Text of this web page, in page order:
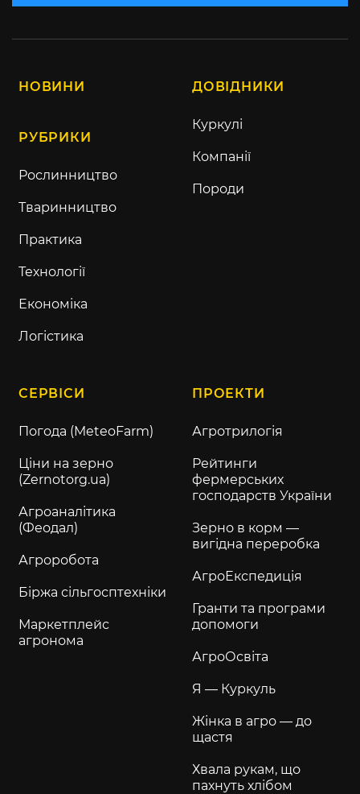
НОВИНИ
РУБРИКИ
Рослинництво
Тваринництво
Практика
Технології
Економіка
Логістика
ДОВІДНИКИ
Куркулі
Компанії
Породи
СЕРВІСИ
Погода (MeteoFarm)
Ціни на зерно
(Zernotorg.ua)
Агроаналітика
(Феодал)
Агроробота
Біржа сільгосптехніки
Маркетплейс
агронома
ПРОЕКТИ
Агротрилогія
Рейтинги
фермерських
господарств України
Зерно в корм —
вигідна переробка
АгроЕкспедиція
Гранти та програми
допомоги
АгроОсвіта
Я — Куркуль
Жінка в агро — до
щастя
Хвала рукам, що
пахнуть хлібом